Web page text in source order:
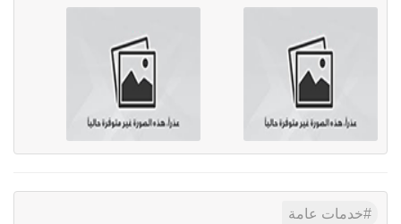
خدمات عامة